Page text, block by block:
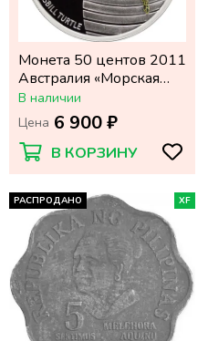
Монета 50 центов 2011
Австралия «Морская
жизнь Австралии:
Черепаха бисса»
В наличии
Цена 6 900 ₽
В КОРЗИНУ
РАСПРОДАНО XF